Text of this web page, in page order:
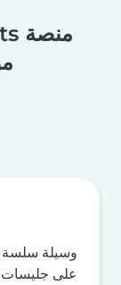
وسيلة سلسة
على